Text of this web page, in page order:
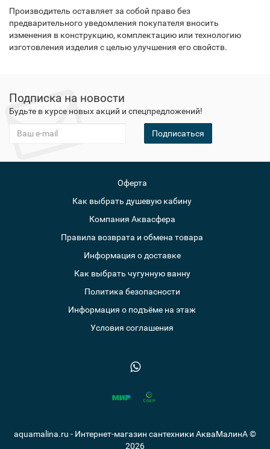
Производитель оставляет за собой право без
предварительного уведомления покупателя вносить
изменения в конструкцию, комплектацию или технологию
изготовления изделия с целью улучшения его свойств.
Подписка на новости
Будьте в курсе новых акций и спецпредложений!
Подписаться
Оферта
Как выбрать душевую кабину
Компания Аквасфера
Правила возврата и обмена товара
Информация о доставке
Как выбрать чугунную ванну
Политика безопасности
Информация о подъёме на этаж
Условия соглашения
aquamalina.ru - Интернет-магазин сантехники АкваМалинА ©
2026